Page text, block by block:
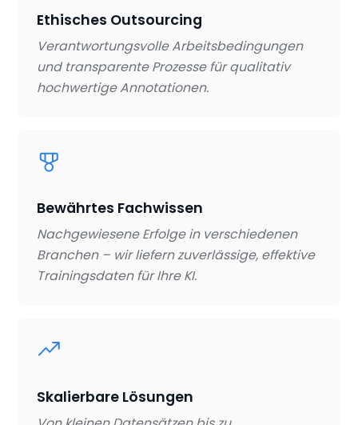
Ethisches Outsourcing
Verantwortungsvolle Arbeitsbedingungen
und transparente Prozesse für qualitativ
hochwertige Annotationen.
Bewährtes Fachwissen
Nachgewiesene Erfolge in verschiedenen
Branchen – wir liefern zuverlässige, effektive
Trainingsdaten für Ihre KI.
Skalierbare Lösungen